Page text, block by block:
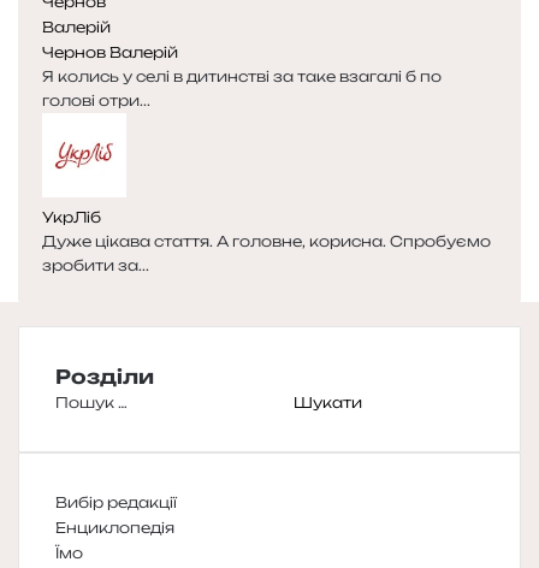
Чернов Валерій
Я колись у селі в дитинстві за таке взагалі б по
голові отри...
УкрЛіб
Дуже цікава стаття. А головне, корисна. Спробуємо
зробити за...
Розділи
Пошук:
Вибір редакції
Енциклопедія
Їмо